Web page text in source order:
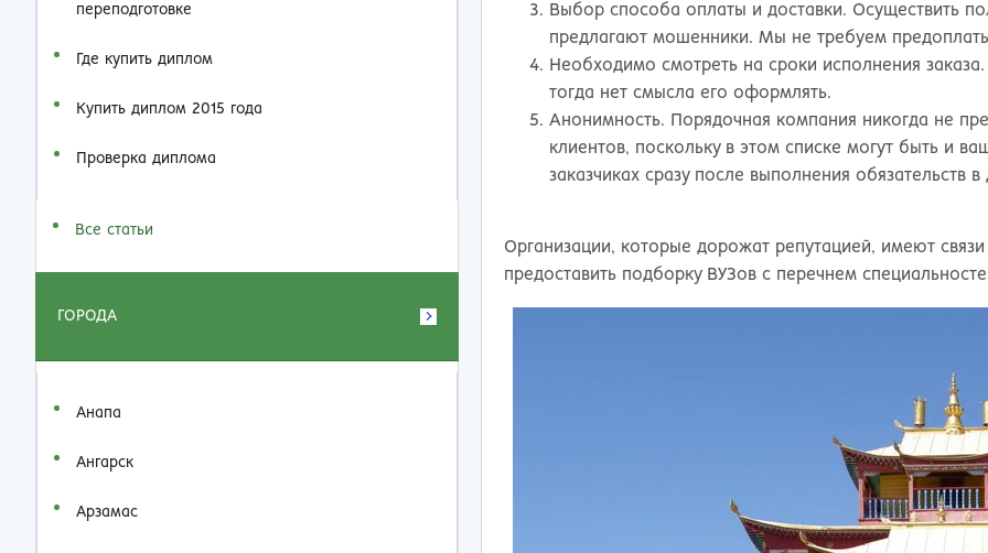
переподготовке
Где купить диплом
Купить диплом 2015 года
Проверка диплома
Все статьи
ГОРОДА
Анапа
Ангарск
Арзамас
Выбор способа оплаты и доставки. Осуществить
предлагают мошенники. Мы не требуем
Необходимо смотреть на сроки исполнения
тогда нет смысла его оформлять.
Анонимность. Порядочная компания никогда не
клиентов, поскольку в этом списке могут быть и
заказчиках сразу после выполнения обязательств
Организации, которые дорожат репутацией, имеют
предоставить подборку ВУЗов с перечнем